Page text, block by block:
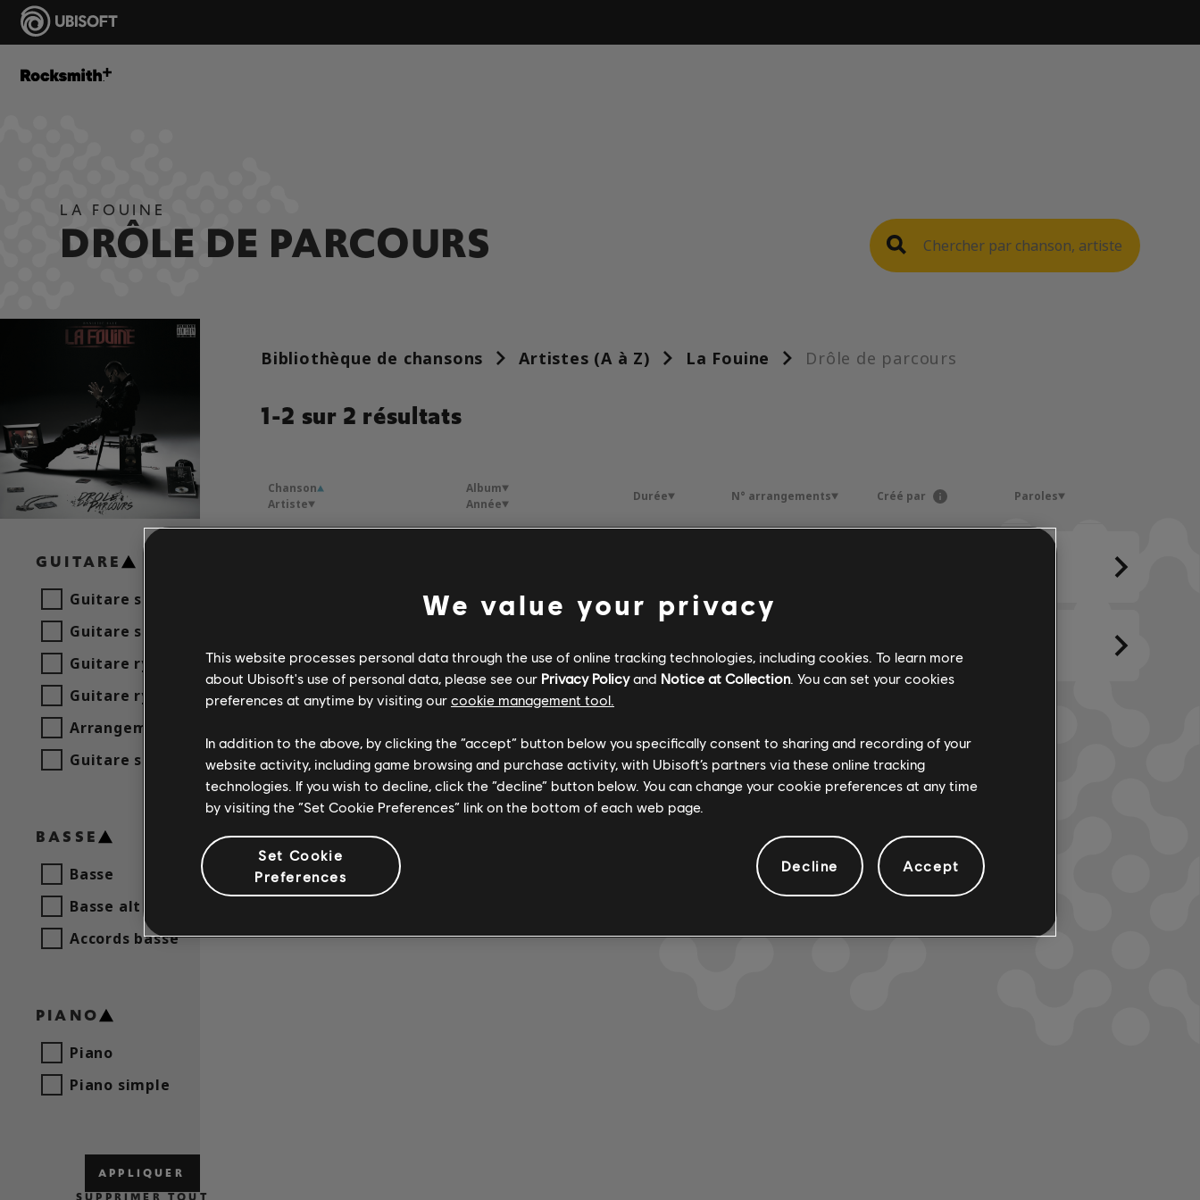
LA FOUINE
DRÔLE DE PARCOURS
GUITARE
Guitare solo
Guitare solo alt
Guitare rythmique
Guitare rythmique alt
Arrangement accords
Guitare simple
BASSE
Basse
Basse alt
Accords basse
PIANO
Piano
Piano simple
APPLIQUER
Bibliothèque de chansons Artistes (A à Z) La Fouine Drôle de parcours
1-2 sur 2 résultats
Chanson
Artiste
Album
Année
Durée N° arrangements Créé par Paroles
La Fouine
2013
We value your privacy
This website processes personal data through the use of online tracking technologies, including cookies. To learn more
about Ubisoft's use of personal data, please see our Privacy Policyand Notice at Collection. You can set your cookies
preferences at anytime by visiting our cookie management tool.
In addition to the above, by clicking the “accept” button below you specifically consent to sharing and recording of your
website activity, including game browsing and purchase activity, with Ubisoft’s partners via these online tracking
technologies. If you wish to decline, click the “decline” button below. You can change your cookie preferences at any time
by visiting the “Set Cookie Preferences” link on the bottom of each web page.
Set Cookie
Preferences
Decline Accept